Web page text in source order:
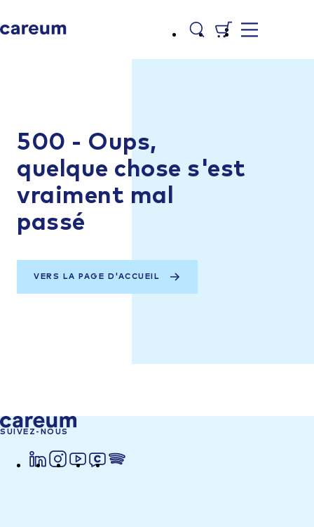
500 - Oups,
quelque chose s'est
vraiment mal
passé
VERS LA PAGE D'ACCUEIL
SUIVEZ-NOUS